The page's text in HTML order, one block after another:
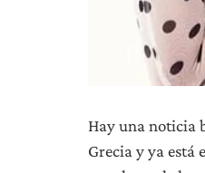
Hay una noticia
Grecia y ya está